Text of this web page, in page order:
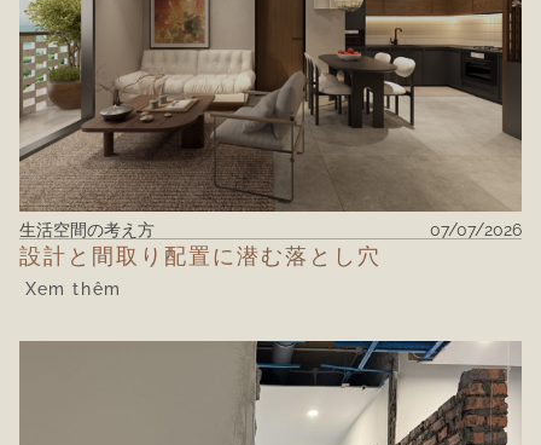
生活空間の考え方 07/07/2026
設計と間取り配置に潜む落とし穴
Xem thêm